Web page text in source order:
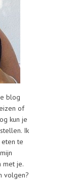
blog
of
kun je
Ik
te
met je.
volgen?